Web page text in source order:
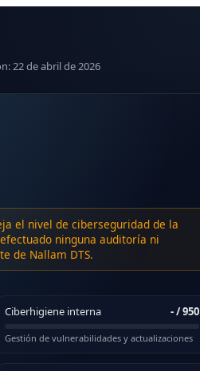
22 de abril de 2026
el nivel de ciberseguridad de la
ninguna auditoría ni
de Nallam DTS.
Ciberhigiene interna -/ 950
Gestión de vulnerabilidades y actualizaciones